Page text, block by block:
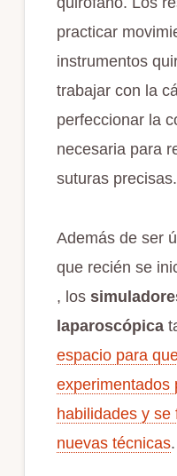
practicar
instrumentos
trabajar con la
perfeccionar la
necesaria para
suturas precisas.
Además de ser
que recién se
, los
laparoscópica
espacio para
experimentados
habilidades y se
nuevas técnicas.